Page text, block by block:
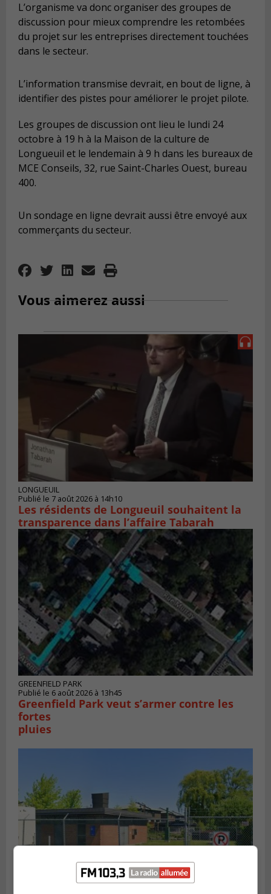
L’organisme va donc organiser des groupes de
discussion pour mieux comprendre les retombées
du projet sur les entreprises directement touchées
dans le secteur.
L’information transmise devrait, en bout de ligne, à
identifier des pistes pour améliorer le projet pilote.
Les groupes de discussion ont lieu le lundi 24
octobre à 19 h à la Maison de la culture de
Longueuil et le lendemain à 9 h dans les bureaux de
MCE Conseils, 32, rue Saint-Charles Ouest, bureau
400.
Un sondage en ligne devrait aussi être envoyé aux
commerçants du secteur.
Vous aimerez aussi
LONGUEUIL
Publié le 7 août 2026 à 14h10
Les résidents de Longueuil souhaitent la
transparence dans l’affaire Tabarah
GREENFIELD PARK
Publié le 6 août 2026 à 13h45
Greenfield Park veut s’armer contre les
fortes
pluies